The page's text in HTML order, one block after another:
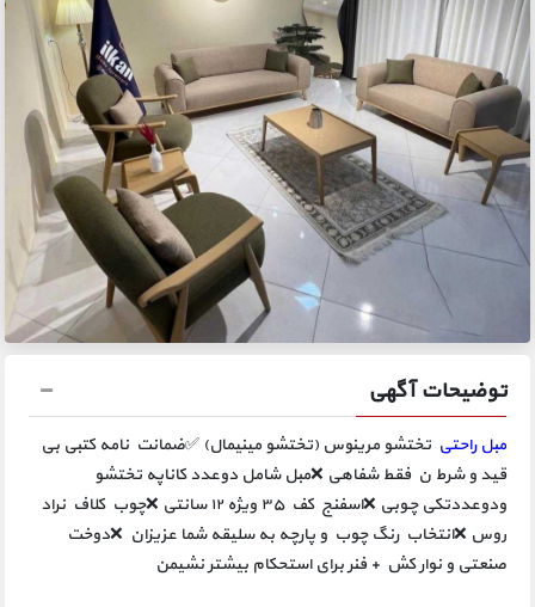
توضیحات آگهی
مبل راحتی تختشو مرینوس (تختشو مینیمال) ✅️ضمانت نامه کتبی بی
قید و شرط ن فقط شفاهی ❌️مبل شامل دوعدد کاناپه تختشو
ودوعددتکی چوبی ❌️اسفنج کف ۳۵ ویژه ۱۲ سانتی ❌️چوب کلاف نراد
روس ❌️انتخاب رنگ چوب و پارچه به سلیقه شما عزیزان ❌️دوخت
صنعتی و نوار کش + فنر برای استحکام بیشتر نشیمن